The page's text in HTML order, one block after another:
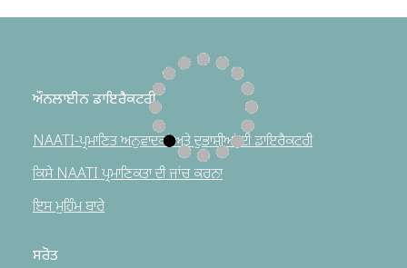
ਔਨਲਾਈਨ ਡਾਇਰੈਕਟਰੀ
NAATI-ਪ੍ਰਮਾਣਿਤ ਅਨੁਵਾਦਕਾਂ ਅਤੇ ਦੁਭਾਸ਼ੀਆਂ ਦੀ ਡਾਇਰੈਕਟਰੀ
ਕਿਸੇ NAATI ਪ੍ਰਮਾਣਿਕਤਾ ਦੀ ਜਾਂਚ ਕਰਨਾ
ਇਸ ਮੁਹਿੰਮ ਬਾਰੇ
ਸਰੋਤ